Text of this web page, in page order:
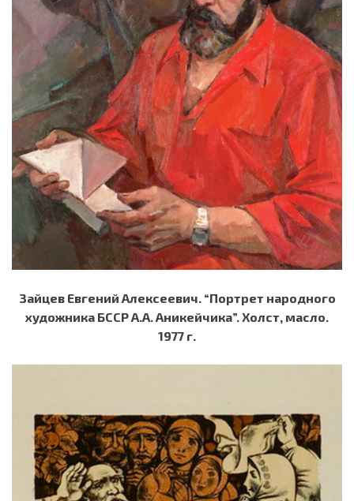
Зайцев Евгений Алексеевич. “Портрет народного
художника БССР А.А. Аникейчика”. Холст, масло.
1977 г.